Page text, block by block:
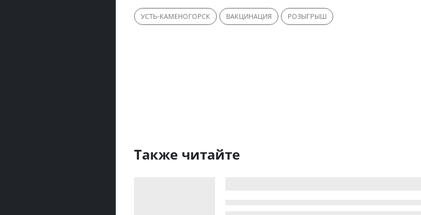
УСТЬ-КАМЕНОГОРСК ВАКЦИНАЦИЯ РОЗЫГРЫШ
Также читайте